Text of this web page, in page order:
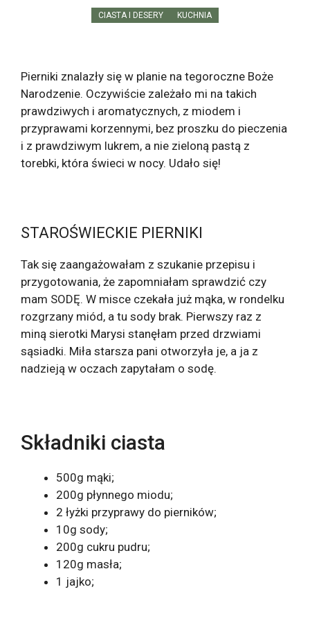
CIASTA I DESERY KUCHNIA
Pierniki znalazły się w planie na tegoroczne Boże
Narodzenie. Oczywiście zależało mi na takich
prawdziwych i aromatycznych, z miodem i
przyprawami korzennymi, bez proszku do pieczenia
i z prawdziwym lukrem, a nie zieloną pastą z
torebki, która świeci w nocy. Udało się!
STAROŚWIECKIE PIERNIKI
Tak się zaangażowałam z szukanie przepisu i
przygotowania, że zapomniałam sprawdzić czy
mam SODĘ. W misce czekała już mąka, w rondelku
rozgrzany miód, a tu sody brak. Pierwszy raz z
miną sierotki Marysi stanęłam przed drzwiami
sąsiadki. Miła starsza pani otworzyła je, a ja z
nadzieją w oczach zapytałam o sodę.
Składniki ciasta
500g mąki;
200g płynnego miodu;
2 łyżki przyprawy do pierników;
10g sody;
200g cukru pudru;
120g masła;
1 jajko;